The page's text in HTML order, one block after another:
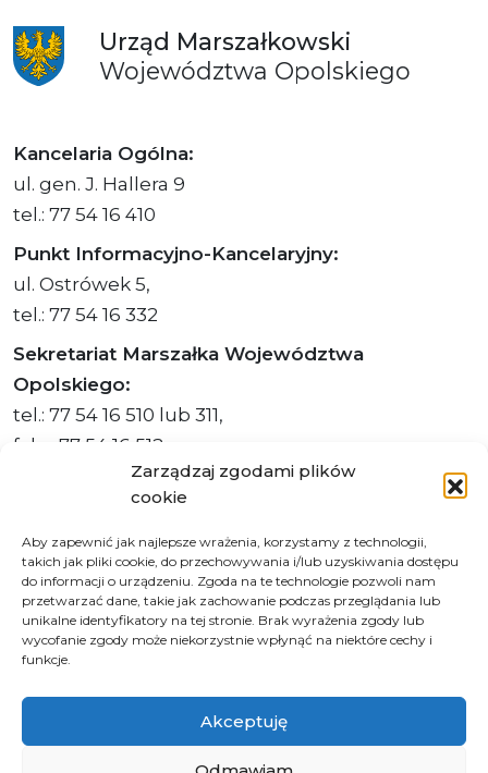
Zarządzaj zgodami plików
cookie
Aby zapewnić jak najlepsze wrażenia, korzystamy z technologii,
takich jak pliki cookie, do przechowywania i/lub uzyskiwania dostępu
do informacji o urządzeniu. Zgoda na te technologie pozwoli nam
przetwarzać dane, takie jak zachowanie podczas przeglądania lub
unikalne identyfikatory na tej stronie. Brak wyrażenia zgody lub
wycofanie zgody może niekorzystnie wpłynąć na niektóre cechy i
funkcje.
Akceptuję
Urząd Marszałkowski
Województwa Opolskiego
Kancelaria Ogólna:
ul. gen. J. Hallera 9
tel.: 77 54 16 410
Punkt Informacyjno-Kancelaryjny:
ul. Ostrówek 5,
tel.: 77 54 16 332
Sekretariat Marszałka Województwa
Opolskiego:
tel.: 77 54 16 510 lub 311,
faks: 77 54 16 512
Adres ePUAP Urzędu: /q877fxtk55/SkrytkaESP
Adres do e-Doręczeń
Urzędu: AE:PL-66703-73759-IGTUV-14
Polityka prywatności
Klauzula informacyjna RODO